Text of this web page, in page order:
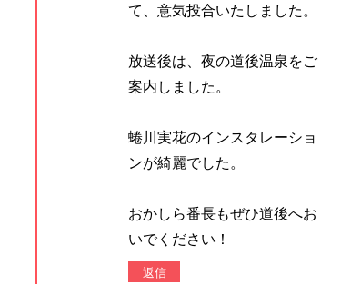
て、意気投合いたしました。
放送後は、夜の道後温泉をご
案内しました。
蜷川実花のインスタレーショ
ンが綺麗でした。
おかしら番長もぜひ道後へお
いでください！
返信